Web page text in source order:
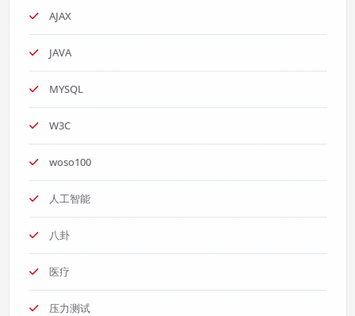
AJAX
JAVA
MYSQL
W3C
woso100
人工智能
八卦
医疗
压力测试